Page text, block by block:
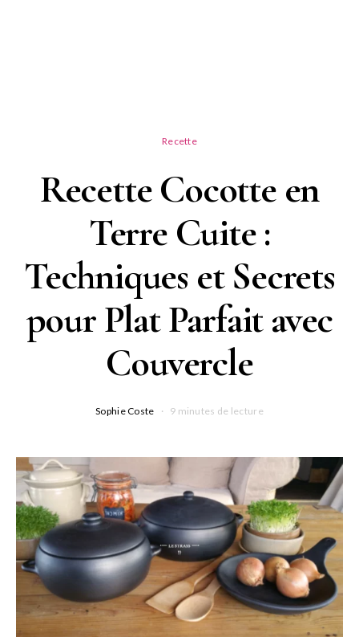
Recette
Recette Cocotte en
Terre Cuite :
Techniques et Secrets
pour Plat Parfait avec
Couvercle
Sophie Coste 9 minutes de lecture